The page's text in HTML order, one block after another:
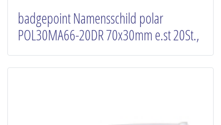
badgepoint Namensschild polar
POL30MA66-20DR 70x30mm e.st 20St.,